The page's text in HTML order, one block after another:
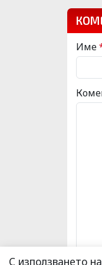
Име
С използването